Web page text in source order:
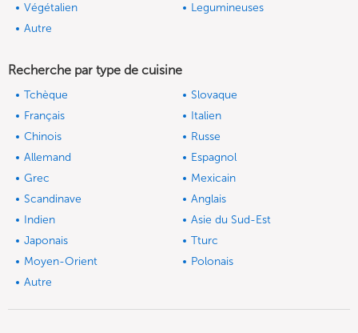
Végétalien
Legumineuses
Autre
Recherche par type de cuisine
Tchèque
Slovaque
Français
Italien
Chinois
Russe
Allemand
Espagnol
Grec
Mexicain
Scandinave
Anglais
Indien
Asie du Sud-Est
Japonais
Tturc
Moyen-Orient
Polonais
Autre